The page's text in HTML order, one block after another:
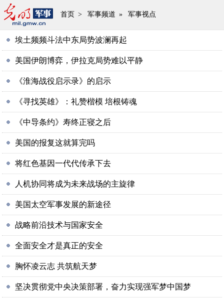
首页 > 军事频道 » 军事视点
埃土频频斗法中东局势波澜再起
美国伊朗博弈，伊拉克局势难以平静
《淮海战役启示录》的启示
《寻找英雄》：礼赞楷模 培根铸魂
《中导条约》寿终正寝之后
美国的报复这就算完吗
将红色基因一代代传承下去
人机协同将成为未来战场的主旋律
美国太空军事发展的新途径
战略前沿技术与国家安全
全面安全才是真正的安全
胸怀凌云志 共筑航天梦
坚决贯彻党中央决策部署，奋力实现强军梦中国梦